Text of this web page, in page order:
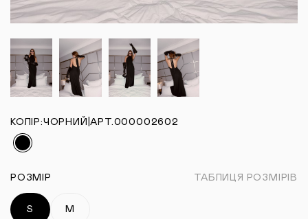
КОЛІР:ЧОРНИЙ |АРТ.000002602
РОЗМІР ТАБЛИЦЯ РОЗМІРІВ
S M